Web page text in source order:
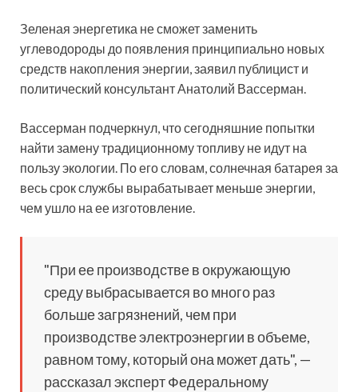
Зеленая энергетика не сможет заменить
углеводороды до появления принципиально новых
средств накопления энергии, заявил публицист и
политический консультант Анатолий Вассерман.
Вассерман подчеркнул, что сегодняшние попытки
найти замену традиционному топливу не идут на
пользу экологии. По его словам, солнечная батарея за
весь срок службы вырабатывает меньше энергии,
чем ушло на ее изготовление.
"При ее производстве в окружающую
среду выбрасывается во много раз
больше загрязнений, чем при
производстве электроэнергии в объеме,
равном тому, который она может дать", —
рассказал эксперт Федеральному